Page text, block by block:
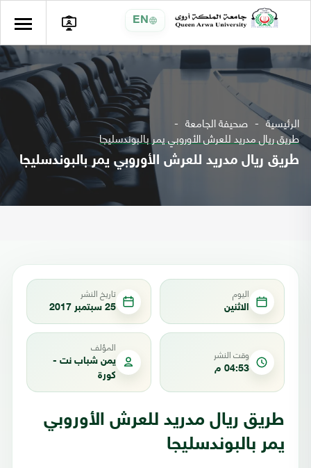
EN
الرئيسية صحيفة الجامعة
طريق ريال مدريد للعرش الأوروبي يمر بالبوندسليجا
طريق ريال مدريد للعرش الأوروبي يمر بالبوندسليجا
اليوم
الاثنين
تاريخ النشر
25 سبتمبر 2017
وقت النشر
04:53 م
المؤلف
يمن شباب نت -
كورة
طريق ريال مدريد للعرش الأوروبي
يمر بالبوندسليجا